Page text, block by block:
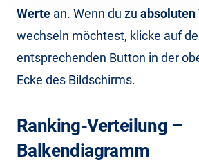
Werte an. Wenn du zu absoluten
wechseln möchtest, klicke auf
entsprechenden Button in der
Ecke des Bildschirms.
Ranking-Verteilung –
Balkendiagramm